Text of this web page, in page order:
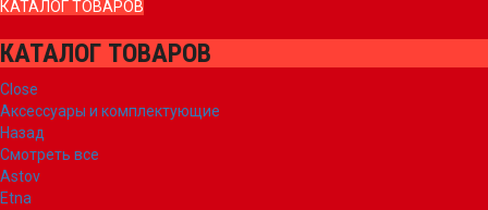
КАТАЛОГ ТОВАРОВ
КАТАЛОГ ТОВАРОВ
Close
Аксессуары и комплектующие
Назад
Смотреть все
Astov
Etna